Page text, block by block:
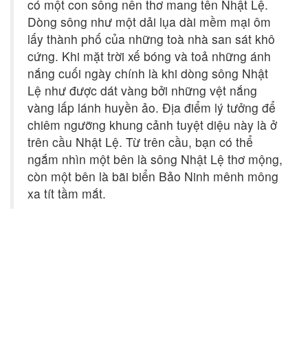
có một con sông nên thơ mang tên Nhật Lệ.
Dòng sông như một dải lụa dài mềm mại ôm
lấy thành phố của những toà nhà san sát khô
cứng. Khi mặt trời xế bóng và toả những ánh
nắng cuối ngày chính là khi dòng sông Nhật
Lệ như được dát vàng bởi những vệt nắng
vàng lấp lánh huyền ảo. Địa điểm lý tưởng để
chiêm ngưỡng khung cảnh tuyệt diệu này là ở
trên cầu Nhật Lệ. Từ trên cầu, bạn có thể
ngắm nhìn một bên là sông Nhật Lệ thơ mộng,
còn một bên là bãi biển Bảo Ninh mênh mông
xa tít tầm mắt.